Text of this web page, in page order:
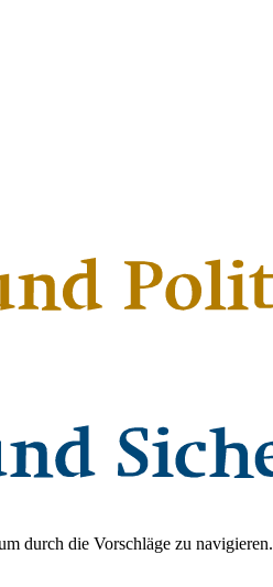
durch die Vorschläge zu navigieren.